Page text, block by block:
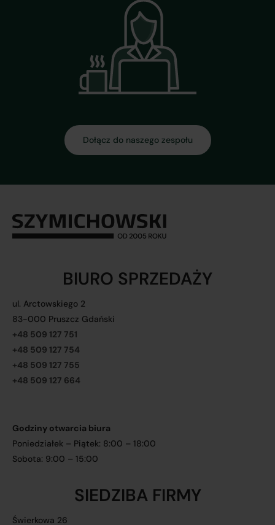
BIURO SPRZEDAŻY
ul. Arctowskiego 2
83-000 Pruszcz Gdański
+48 509 127 751
+48 509 127 754
+48 509 127 755
+48 509 127 664
Godziny otwarcia biura
Poniedziałek – Piątek: 8:00 – 18:00
Sobota: 9:00 – 15:00
SIEDZIBA FIRMY
Świerkowa 26
Dołącz do naszego zespołu